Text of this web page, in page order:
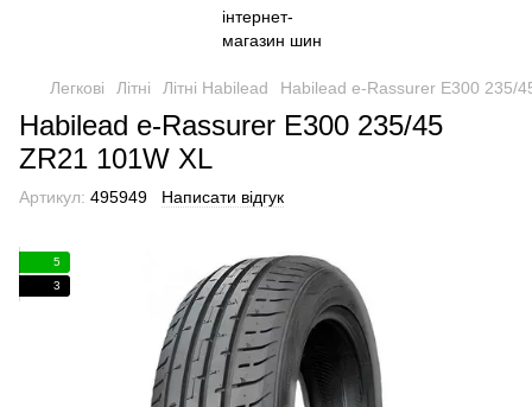
Легкові Літні Літні Habilead Habilead e-Rassurer E300 235/
Habilead e-Rassurer E300 235/45
ZR21 101W XL
Артикул: 495949 Написати відгук
5
3